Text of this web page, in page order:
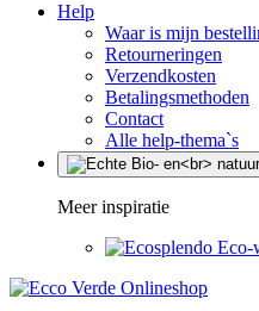
Help
Waar is mijn
Retourneringen
Verzendkosten
Betalingsmethoden
Contact
Alle help-thema`s
Meer inspiratie
Eco-